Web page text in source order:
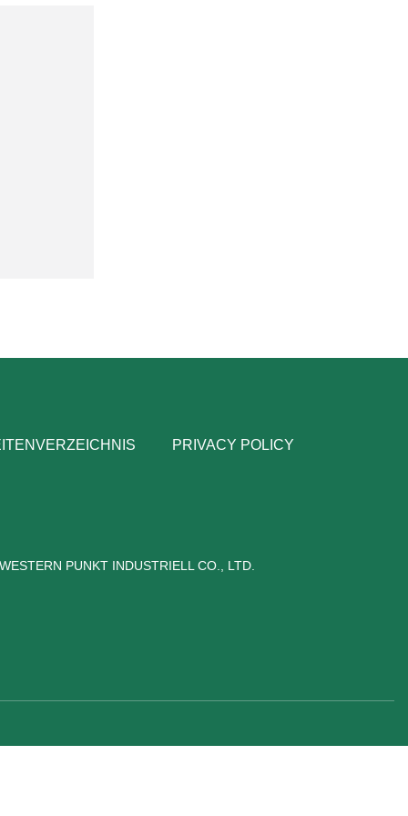
PRIVACY POLICY
PUNKT INDUSTRIELL CO., LTD.